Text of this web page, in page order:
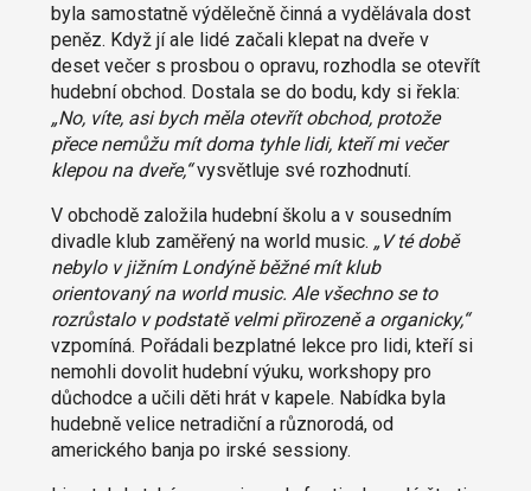
byla samostatně výdělečně činná a vydělávala dost
peněz. Když jí ale lidé začali klepat na dveře v
deset večer s prosbou o opravu, rozhodla se otevřít
hudební obchod. Dostala se do bodu, kdy si řekla:
„No, víte, asi bych měla otevřít obchod, protože
přece nemůžu mít doma tyhle lidi, kteří mi večer
klepou na dveře,“vysvětluje své rozhodnutí.
V obchodě založila hudební školu a v sousedním
divadle klub zaměřený na world music. „V té době
nebylo v jižním Londýně běžné mít klub
orientovaný na world music. Ale všechno se to
rozrůstalo v podstatě velmi přirozeně a organicky,“
vzpomíná. Pořádali bezplatné lekce pro lidi, kteří si
nemohli dovolit hudební výuku, workshopy pro
důchodce a učili děti hrát v kapele. Nabídka byla
hudebně velice netradiční a různorodá, od
amerického banja po irské sessiony.